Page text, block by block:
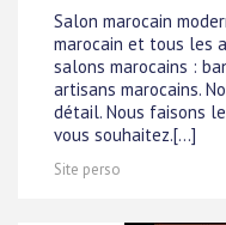
Salon marocain
marocain et tous les
salons marocains :
artisans marocains.
détail. Nous faisons
vous souhaitez.[...]
Site perso